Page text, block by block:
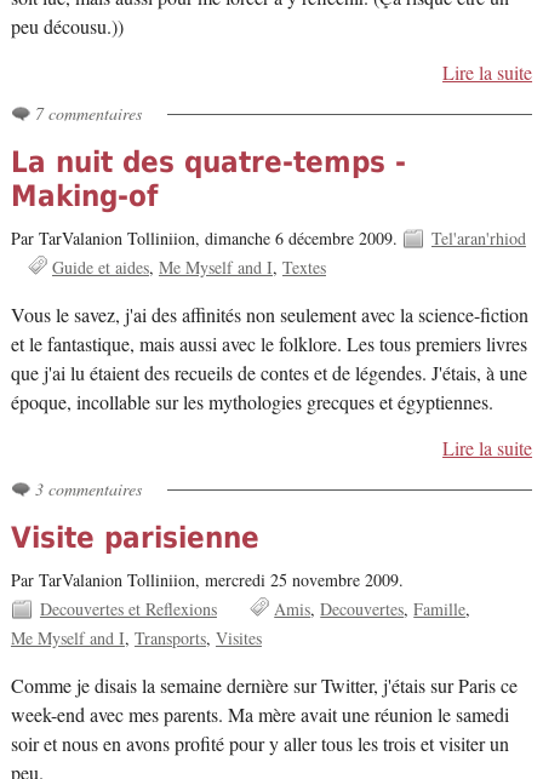
peu décousu.))
Lire la suite
7 commentaires
La nuit des quatre-temps -
Making-of
Par TarValanion Tolliniion, dimanche 6 décembre 2009.
Tel'aran'rhiod
Guide et aides Me Myself and I Textes
Vous le savez, j'ai des affinités non seulement avec la science-fiction
et le fantastique, mais aussi avec le folklore. Les tous premiers livres
que j'ai lu étaient des recueils de contes et de légendes. J'étais, à une
époque, incollable sur les mythologies grecques et égyptiennes.
Lire la suite
3 commentaires
Visite parisienne
Par TarValanion Tolliniion, mercredi 25 novembre 2009.
Decouvertes et Reflexions
Amis Decouvertes Famille
Me Myself and I Transports Visites
Comme je disais la semaine dernière sur Twitter, j'étais sur Paris ce
week-end avec mes parents. Ma mère avait une réunion le samedi
soir et nous en avons profité pour y aller tous les trois et visiter un
peu.